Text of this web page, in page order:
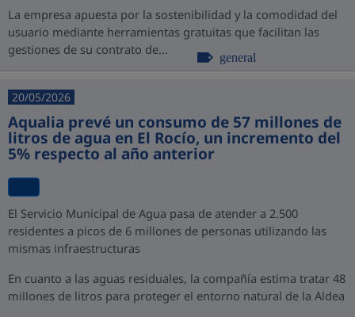
La empresa apuesta por la sostenibilidad y la comodidad del
usuario mediante herramientas gratuitas que facilitan las
gestiones de su contrato de...
general
20/05/2026
Aqualia prevé un consumo de 57 millones de
litros de agua en El Rocío, un incremento del
5% respecto al año anterior
El Servicio Municipal de Agua pasa de atender a 2.500
residentes a picos de 6 millones de personas utilizando las
mismas infraestructuras
En cuanto a las aguas residuales, la compañía estima tratar 48
millones de litros para proteger el entorno natural de la Aldea